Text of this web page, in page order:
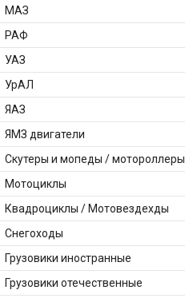
МАЗ
РАФ
УАЗ
УрАЛ
ЯАЗ
ЯМЗ двигатели
Скутеры и мопеды / мотороллеры
Мотоциклы
Квадроциклы / Мотовездехды
Снегоходы
Грузовики иностранные
Грузовики отечественные